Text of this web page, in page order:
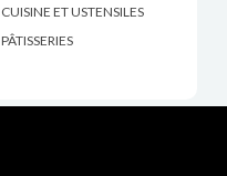
CUISINE ET USTENSILES
PÂTISSERIES